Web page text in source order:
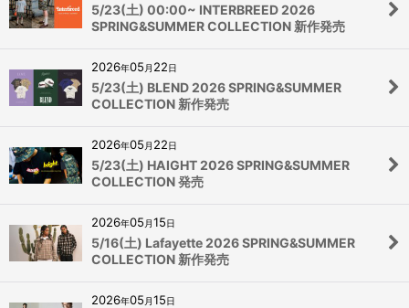
5/23(土) 00:00~ INTERBREED 2026
SPRING&SUMMER COLLECTION 新作発売
2026年05 月 22日
5/23(土) BLEND 2026 SPRING&SUMMER
COLLECTION 新作発売
2026年05 月 22日
5/23(土) HAIGHT 2026 SPRING&SUMMER
COLLECTION 発売
2026年05 月15日
5/16(土) Lafayette 2026 SPRING&SUMMER
COLLECTION 新作発売
2026年05 月15日